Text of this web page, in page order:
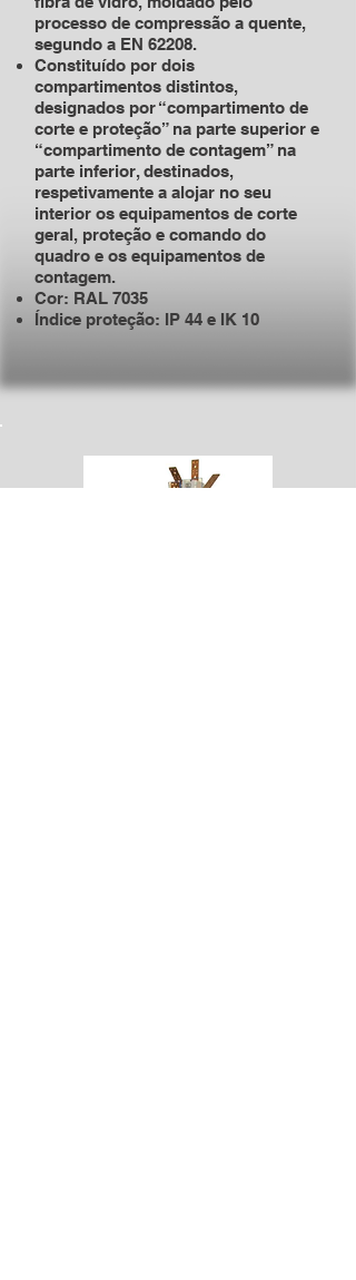
processo de compressão a quente,
segundo a EN 62208.
Constituído por dois
compartimentos distintos,
designados por “compartimento de
corte e proteção” na parte superior e
“compartimento de contagem” na
parte inferior, destinados,
respetivamente a alojar no seu
interior os equipamentos de corte
geral, proteção e comando do
quadro e os equipamentos de
contagem.
Cor: RAL 7035
Índice proteção: IP 44 e IK 10